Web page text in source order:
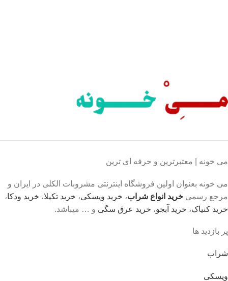
می خونه | معتبرترین و حرفه ای ترین
می خونه بعنوان اولین فروشگاه اینترنتی مشروبات الکلی در ایران و
مرجع رسمی خرید انواع شراب، خرید ویسکی، خرید تکیلا، خرید ودکا،
خرید کنیاک، خرید آبجو، خرید عرق سگی و … میباشد.
پر بازدید ها
شراب
ویسکی